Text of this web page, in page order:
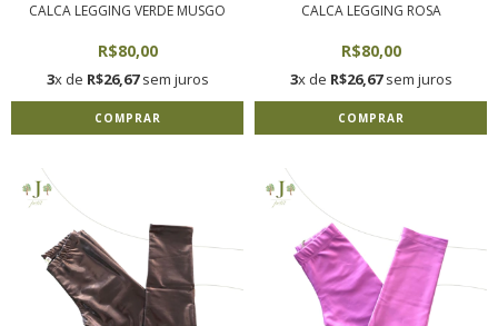
CALCA LEGGING VERDE MUSGO
R$80,00
3x de R$26,67sem juros
COMPRAR
CALCA LEGGING ROSA
R$80,00
3x de R$26,67sem juros
COMPRAR